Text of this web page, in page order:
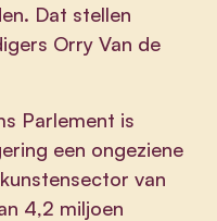
Dat stellen
Orry Van de
Parlement is
een ongeziene
van
4,2 miljoen